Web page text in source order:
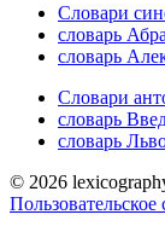
Словари
словарь
словарь
Словари
словарь
словарь
© 2026
Пользовательское